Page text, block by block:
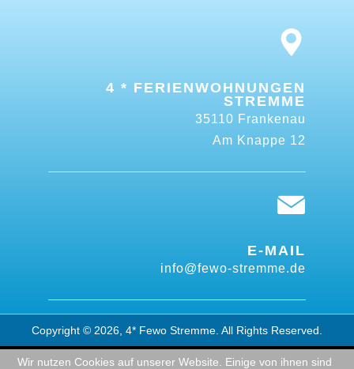
4 * FERIENWOHNUNGEN
STREMME
35110 Frankenau
Am Knappe 12
E-MAIL
info@fewo-stremme.de
Copyright © 2026, 4* Fewo Stremme. All Rights Reserved.
Proudly presented by:Agentur Floren
Wir nutzen Cookies auf unserer Website. Einige von ihnen sind